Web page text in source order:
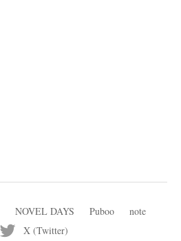
NOVEL DAYS Puboo
note
X (Twitter)